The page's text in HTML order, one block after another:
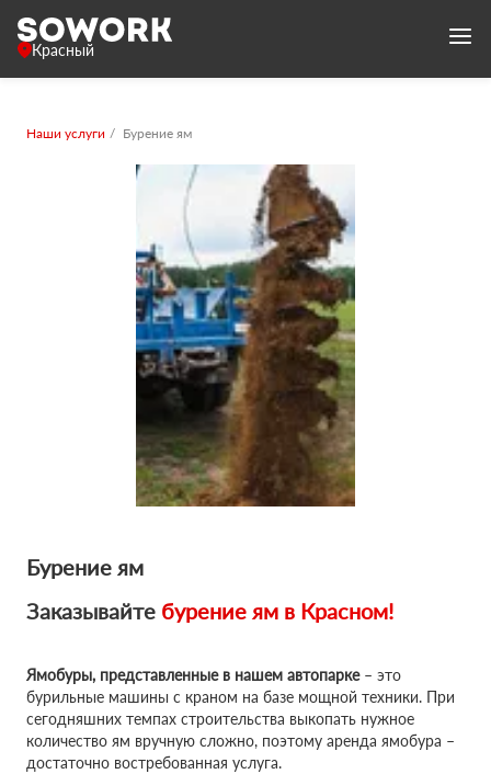
Красный
Наши услуги Бурение ям
Бурение ям
Заказывайте бурение ям в Красном!
Ямобуры, представленные в нашем автопарке– это
бурильные машины с краном на базе мощной техники. При
сегодняшних темпах строительства выкопать нужное
количество ям вручную сложно, поэтому аренда ямобура –
достаточно востребованная услуга.